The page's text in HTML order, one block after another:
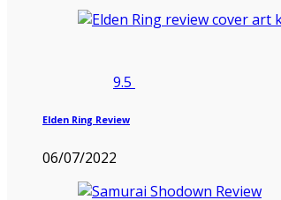
9.5
Elden Ring Review
06/07/2022